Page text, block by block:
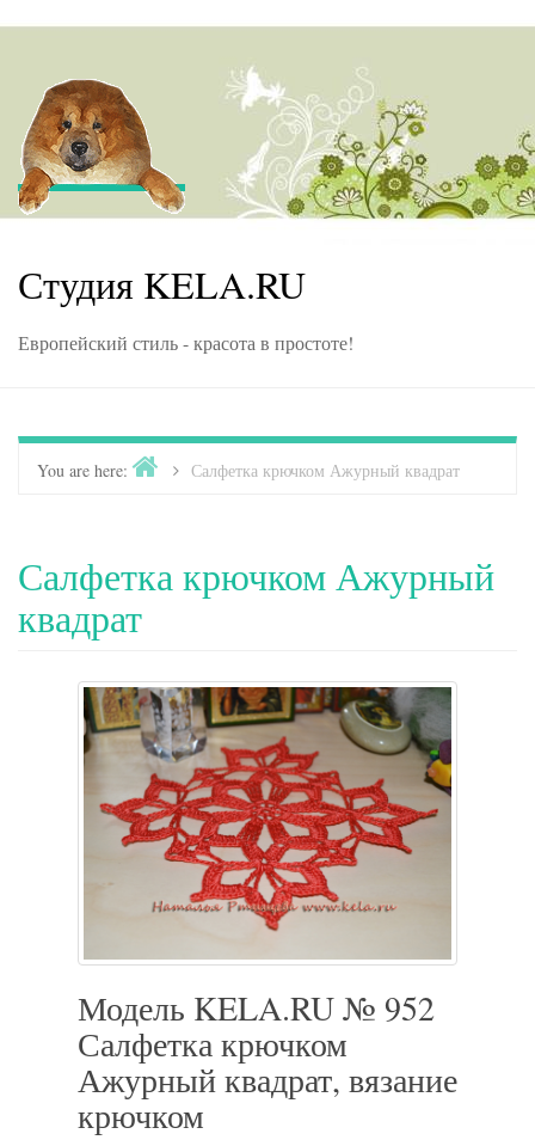
Студия KELA.RU
Европейский стиль - красота в простоте!
You are here: HomeСалфетка крючком Ажурный квадрат
Салфетка крючком Ажурный
квадрат
Модель KELA.RU № 952
Салфетка крючком
Ажурный квадрат, вязание
крючком